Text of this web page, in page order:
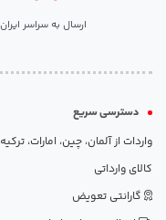
ارسال به سراسر ایران
دسترسی سریع
واردات از آلمان، چین، امارات، ترکیه
کالای وارداتی
گارانتی تعویض